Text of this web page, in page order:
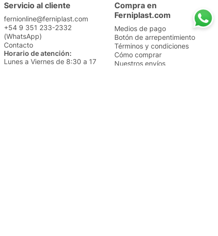
Servicio al cliente
fernionline@ferniplast.com
+54 9 351 233-2332
(WhatsApp)
Contacto
Horario de atención:
Lunes a Viernes de 8:30 a 17
Compra en
Ferniplast.com
Medios de pago
Botón de arrepentimiento
Términos y condiciones
Cómo comprar
Nuestros envíos